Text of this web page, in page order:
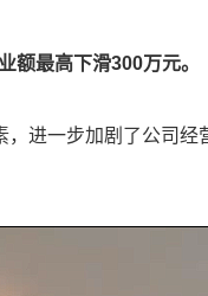
额最高下滑300万元。
进一步加剧了公司经